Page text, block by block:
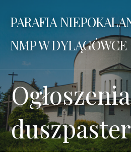
PARAFIA
NMP W DYLĄGÓWCE
Ogłoszenia